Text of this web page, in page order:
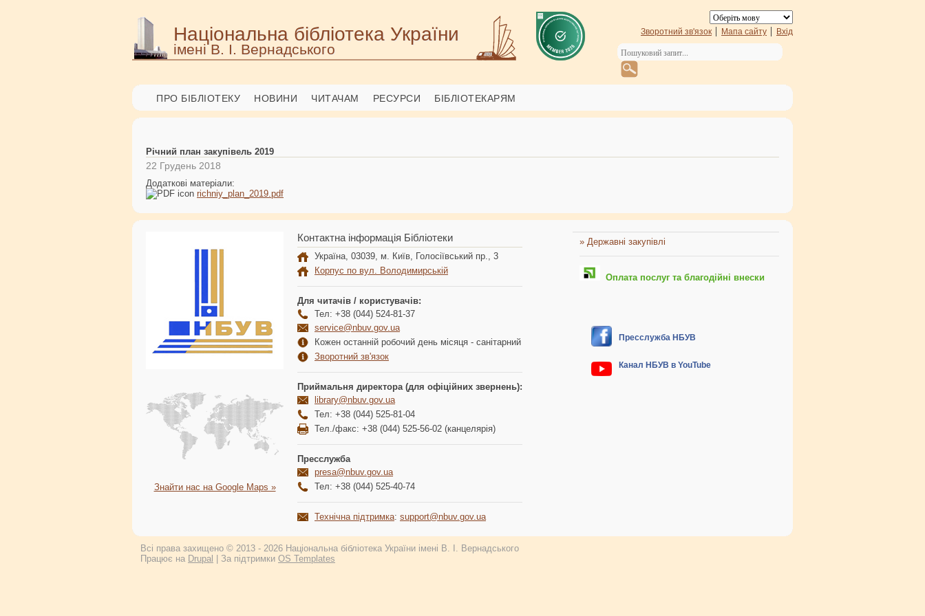
Національна бібліотека України
імені В. І. Вернадського
Зворотний зв'язок Мапа сайту Вхід
ПРО БІБЛІОТЕКУ НОВИНИ ЧИТАЧАМ РЕСУРСИ БІБЛІОТЕКАРЯМ
Річний план закупівель 2019
22 Грудень 2018
Додаткові матеріали:
richniy_plan_2019.pdf
Знайти нас на Google Maps »
Контактна інформація Бібліотеки
Україна, 03039, м. Київ, Голосіївський пр., 3
Корпус по вул. Володимирській
Для читачів / користувачів:
Тел: +38 (044) 524-81-37
service@nbuv.gov.ua
Кожен останній робочий день місяця - санітарний
Зворотний зв'язок
Приймальня директора (для офіційних звернень):
library@nbuv.gov.ua
Тел: +38 (044) 525-81-04
Тел./факс: +38 (044) 525-56-02 (канцелярія)
Пресслужба
presa@nbuv.gov.ua
Тел: +38 (044) 525-40-74
Технічна підтримка: support@nbuv.gov.ua
» Державні закупівлі
Оплата послуг та благодійні внески
Пресслужба НБУВ
Канал НБУВ в YouTube
Всі права захищено © 2013 - 2026 Національна бібліотека України імені В. І. Вернадського
Працює на Drupal | За підтримки OS Templates